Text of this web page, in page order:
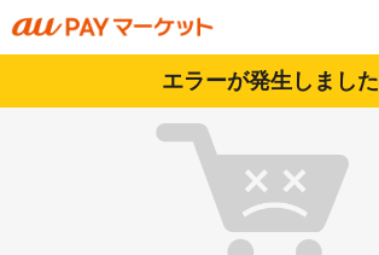
エラーが発生しました